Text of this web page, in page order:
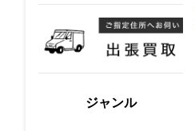
ジャンル